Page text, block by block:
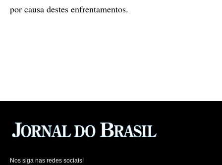
por causa destes enfrentamentos.
Nos siga nas redes sociais!